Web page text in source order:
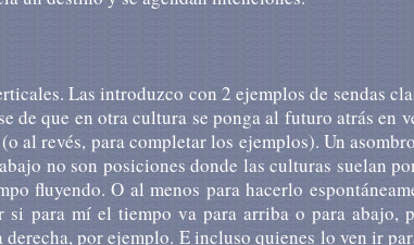
Las introduzco con 2 ejemplos de sendas
de que en otra cultura se ponga al futuro atrás en
al revés, para completar los ejemplos). Un
no son posiciones donde las culturas suelan
fluyendo. O al menos para hacerlo
para mí el tiempo va para arriba o para abajo,
por ejemplo. E incluso quienes lo ven ir